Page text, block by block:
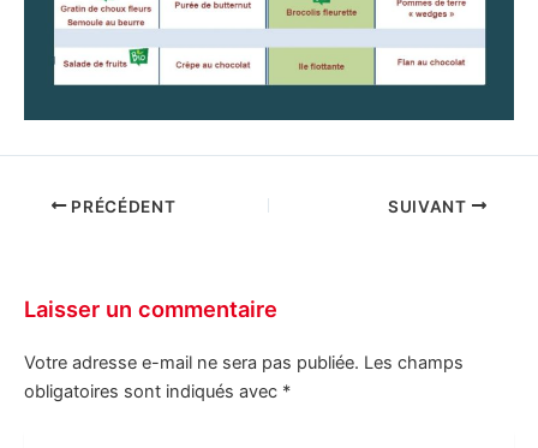
PRÉCÉDENT SUIVANT
Laisser un commentaire
Votre adresse e-mail ne sera pas publiée. Les champs
obligatoires sont indiqués avec *